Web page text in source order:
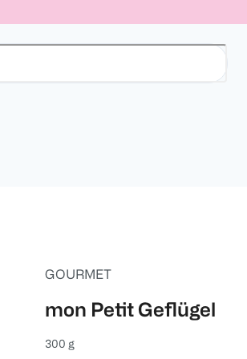
GOURMET
mon Petit Geflügel
300 g